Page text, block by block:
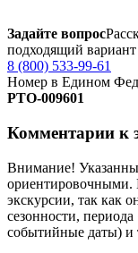
Задайте вопрос
подходящий
8 (800) 533-99-61
Номер в Едином
РTO‑009601
Комментарии к
Внимание!
ориентировочными.
экскурсии, так как
сезонности,
событийные даты) и